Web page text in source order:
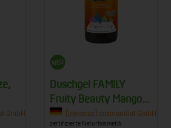
& Co. KG, 63834 Sulzbach am Main
Duschgel FAMILY
Fruity Beauty Mango
Orange(benecos) cosmondial GmbH &
zertifizierte Naturkosmetik